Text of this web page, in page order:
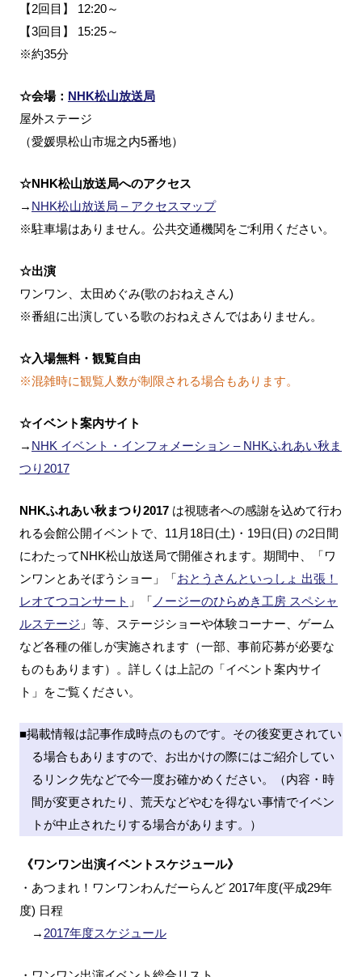
【2回目】 12:20～
【3回目】 15:25～
※約35分
☆会場： NHK松山放送局
屋外ステージ
（愛媛県松山市堀之内5番地）
☆NHK松山放送局へのアクセス
→ NHK松山放送局 – アクセスマップ
※駐車場はありません。公共交通機関をご利用ください。
☆出演
ワンワン、太田めぐみ(歌のおねえさん)
※番組に出演している歌のおねえさんではありません。
☆入場無料・観覧自由
※混雑時に観覧人数が制限される場合もあります。
☆イベント案内サイト
→ NHK イベント・インフォメーション – NHKふれあい秋ま
つり2017
NHKふれあい秋まつり2017 は視聴者への感謝を込めて行わ
れる会館公開イベントで、11月18日(土)・19日(日) の2日間
にわたってNHK松山放送局で開催されます。期間中、「ワ
ンワンとあそぼうショー」「おとうさんといっしょ 出張！
レオてつコンサート 」「 ノージーのひらめき工房 スペシャ
ルステージ 」等、ステージショーや体験コーナー、ゲーム
など各種の催しが実施されます（一部、事前応募が必要な
ものもあります）。詳しくは上記の「イベント案内サイ
ト」をご覧ください。
■掲載情報は記事作成時点のものです。その後変更されてい
る場合もありますので、お出かけの際にはご紹介してい
るリンク先などで今一度お確かめください。（内容・時
間が変更されたり、荒天などやむを得ない事情でイベン
トが中止されたりする場合があります。）
《ワンワン出演イベントスケジュール》
・あつまれ！ワンワンわんだーらんど 2017年度(平成29年
度) 日程
→ 2017年度スケジュール